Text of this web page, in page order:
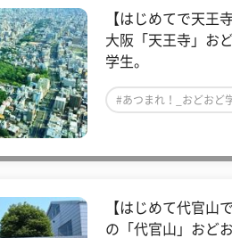
【はじめてで天王
大阪「天王寺」お
学生。
#あつまれ！_おどおど
【はじめて代官
の「代官山」おど